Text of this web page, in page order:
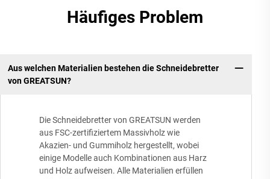
Häufiges Problem
Aus welchen Materialien bestehen die Schneidebretter
von GREATSUN?
Die Schneidebretter von GREATSUN werden
aus FSC-zertifiziertem Massivholz wie
Akazien- und Gummiholz hergestellt, wobei
einige Modelle auch Kombinationen aus Harz
und Holz aufweisen. Alle Materialien erfüllen